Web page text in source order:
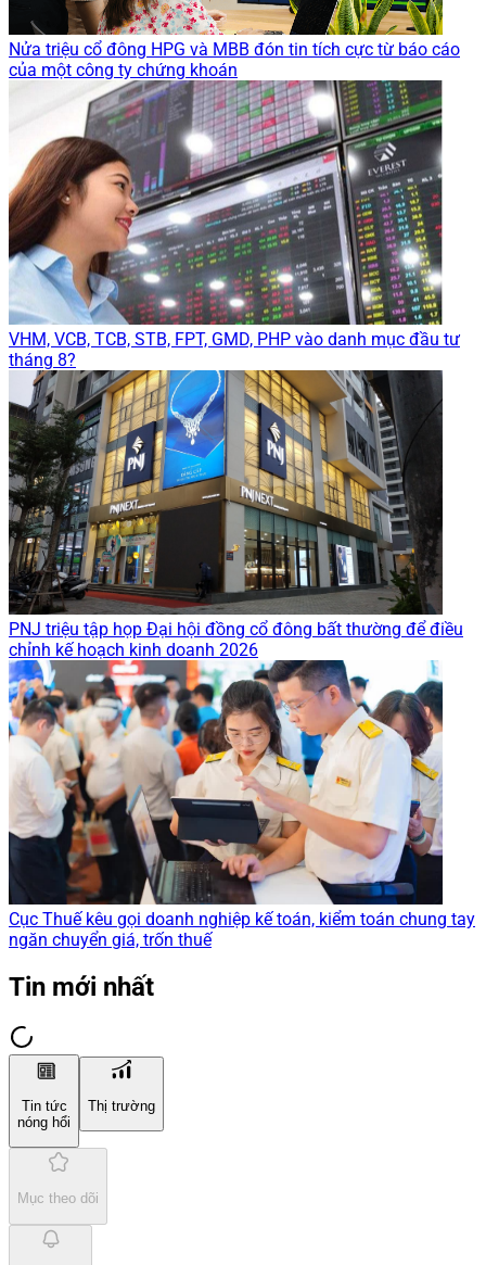
Nửa triệu cổ đông HPG và MBB đón tin tích cực từ báo cáo
của một công ty chứng khoán
VHM, VCB, TCB, STB, FPT, GMD, PHP vào danh mục đầu tư
tháng 8?
PNJ triệu tập họp Đại hội đồng cổ đông bất thường để điều
chỉnh kế hoạch kinh doanh 2026
Cục Thuế kêu gọi doanh nghiệp kế toán, kiểm toán chung tay
ngăn chuyển giá, trốn thuế
Tin mới nhất
Tin tức
nóng hổi
Thị trường
Mục theo dõi